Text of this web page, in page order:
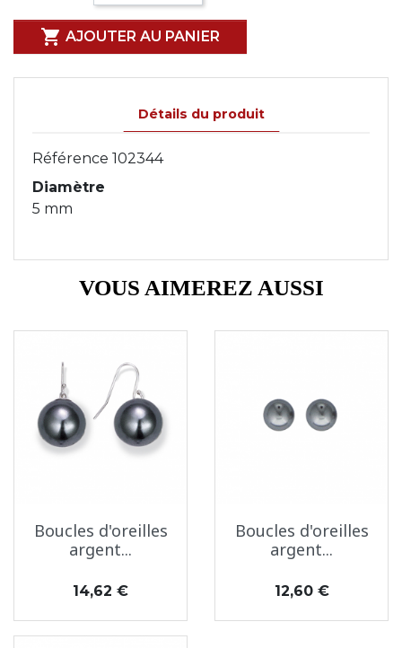
 AJOUTER AU PANIER
Détails du produit
Référence 102344
Diamètre
5 mm
VOUS AIMEREZ AUSSI
Boucles d'oreilles
argent...
Prix
14,62 €
Boucles d'oreilles
argent...
Prix
12,60 €